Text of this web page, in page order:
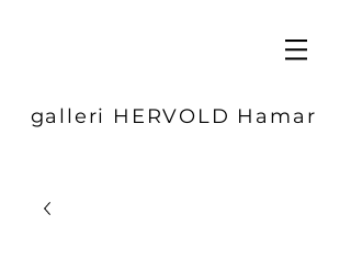
galleri HERVOLD Hamar